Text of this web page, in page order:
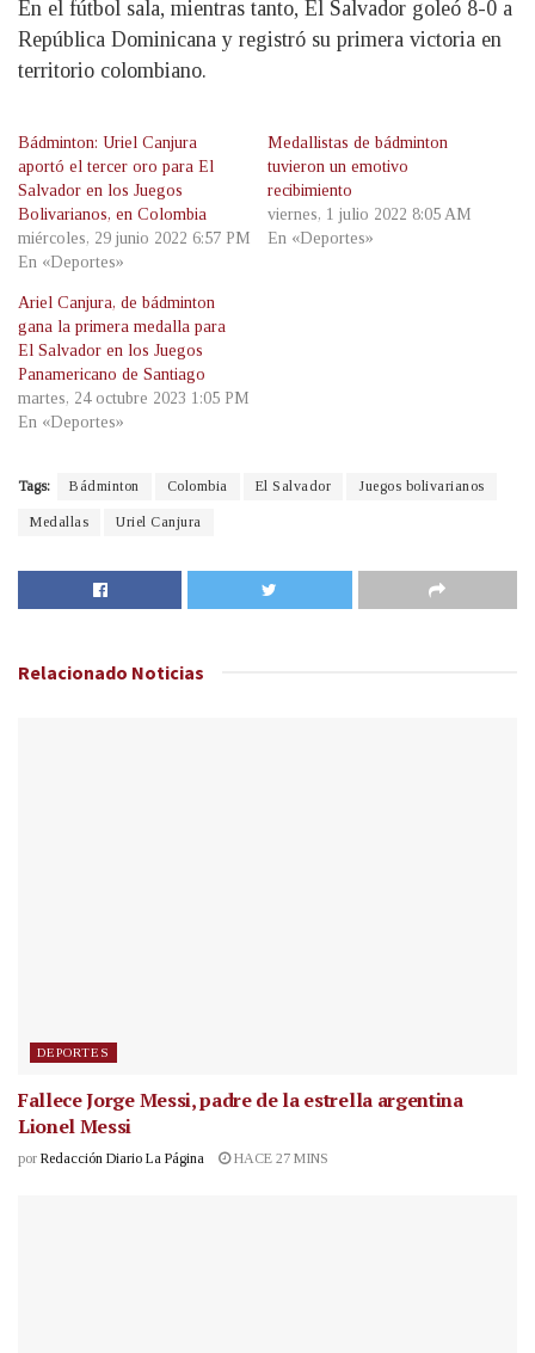
En el fútbol sala, mientras tanto, El Salvador goleó 8-0 a
República Dominicana y registró su primera victoria en
territorio colombiano.
Bádminton: Uriel Canjura
aportó el tercer oro para El
Salvador en los Juegos
Bolivarianos, en Colombia
miércoles, 29 junio 2022 6:57 PM
En «Deportes»
Medallistas de bádminton
tuvieron un emotivo
recibimiento
viernes, 1 julio 2022 8:05 AM
En «Deportes»
Ariel Canjura, de bádminton
gana la primera medalla para
El Salvador en los Juegos
Panamericano de Santiago
martes, 24 octubre 2023 1:05 PM
En «Deportes»
Tags: Bádminton Colombia El Salvador Juegos bolivarianos
Medallas Uriel Canjura
Relacionado Noticias
DEPORTES
Fallece Jorge Messi, padre de la estrella argentina
Lionel Messi
por Redacción Diario La Página HACE 27 MINS